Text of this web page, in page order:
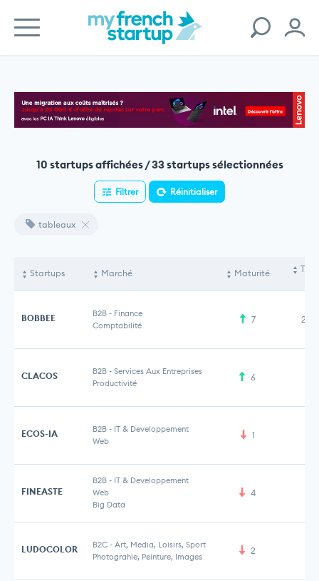
10 startups affichées / 33 startups sélectionnées
Filtrer Réinitialiser
tableaux
Startups Marché Maturité
BOBBEE B2B - Finance
Comptabilité
7
CLACOS B2B - Services Aux Entreprises
Productivité
6
ECOS-IA B2B - IT & Developpement
Web
1
FINEASTE
B2B - IT & Developpement
Web
Big Data
4
LUDOCOLOR B2C - Art, Media, Loisirs, Sport
Photograhie, Peinture, Images
2